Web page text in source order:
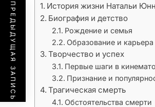
История жизни Натальи
Биография и детство
Рождение и семья
Образование и карьера
Творчество и успех
Первые шаги в
Признание и
Трагическая смерть
Обстоятельства смерти
ПРЕДЫДУЩАЯ ЗАПИСЬ